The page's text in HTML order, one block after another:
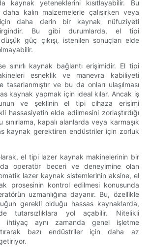
yeteneklerini kısıtlayabilir. Bu
daha kalın malzemelerle çalışırken veya
daha derin bir kaynak nüfuziyeti
Bu gibi durumlarda, el tipi
güç çıkışı, istenilen sonuçları elde
sınırlı kaynak bağlantı erişimidir. El tipi
esneklik ve manevra kabiliyeti
tasarlanmıştır ve bu da onları ulaşılması
kaynak yapmak için ideal kılar. Ancak iş
ve şeklinin el tipi cihaza erişimi
hassasiyetin elde edilmesini zorlaştırdığı
sınırlama, kapalı alanlarda veya karmaşık
kaynak gerektiren endüstriler için zorluk
el tipi lazer kaynak makinelerinin bir
da operatör beceri ve deneyimine olan
lazer kaynak sistemlerinin aksine, el
prosesinin kontrol edilmesi konusunda
uzmanlığına dayanır. Bu, özellikle
gerekli olduğu hassas kaynaklarda,
tutarsızlıklara yol açabilir. Nitelikli
ihtiyaç aynı zamanda genel işletme
bazı endüstriler için daha az